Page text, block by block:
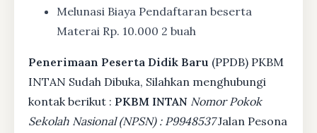
Melunasi Biaya Pendaftaran beserta
Materai Rp. 10.000 2 buah
Penerimaan Peserta Didik Baru (PPDB) PKBM
INTAN Sudah Dibuka, Silahkan menghubungi
kontak berikut : PKBM INTAN Nomor Pokok
Sekolah Nasional (NPSN) : P9948537Jalan Pesona